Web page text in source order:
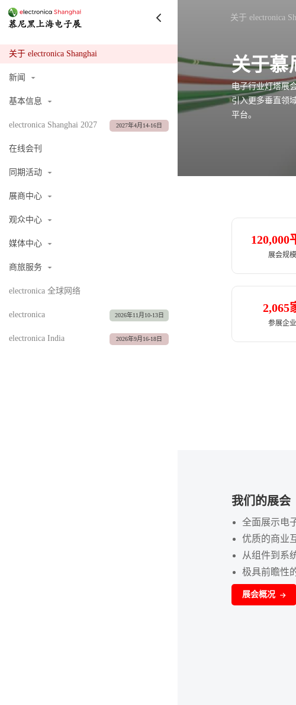
关于 electronica Shanghai
新闻
基本信息
electronica Shanghai 2027 2027年4月14-16日
在线会刊
同期活动
展商中心
观众中心
媒体中心
商旅服务
electronica 全球网络
electronica 2026年11月10-13日
electronica India 2026年9月16-18日
关于慕
电子行业灯塔展
引入更多垂直领
平台。
关于 electronica
120,000
展会规模
2,065
参展企业
我们的展会
全面展示电
优质的商业
从组件到系
极具前瞻性
展会概况